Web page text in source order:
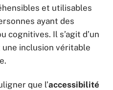
et utilisables
ayant des
cognitives. Il s’agit d’un
inclusion véritable
que l’accessibilité